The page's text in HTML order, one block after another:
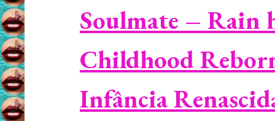
Soulmate – Rain
Childhood
Infância